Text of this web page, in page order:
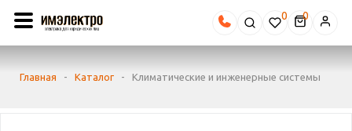
0
Главная - Каталог - Климатические и инженерные системы